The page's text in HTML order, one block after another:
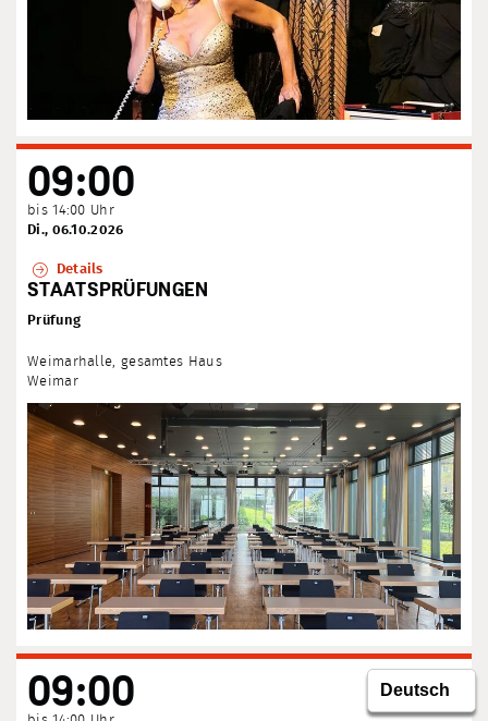
09:00
bis 14:00 Uhr
Di., 06.10.2026
Details
STAATSPRÜFUNGEN
Prüfung
Weimarhalle, gesamtes Haus
Weimar
09:00